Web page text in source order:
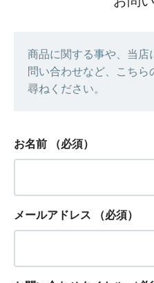
商品に関する事や、当店
問い合わせなど、こち
尋ねください。
お名前 （必須）
メールアドレス （必須）